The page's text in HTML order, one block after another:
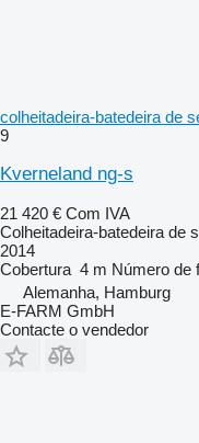
colheitadeira-batedeira de
9
Kverneland ng-s
21 420 € Com IVA
Colheitadeira-batedeira de
2014
Cobertura 4 m Número de
Alemanha, Hamburg
E-FARM GmbH
Contacte o vendedor